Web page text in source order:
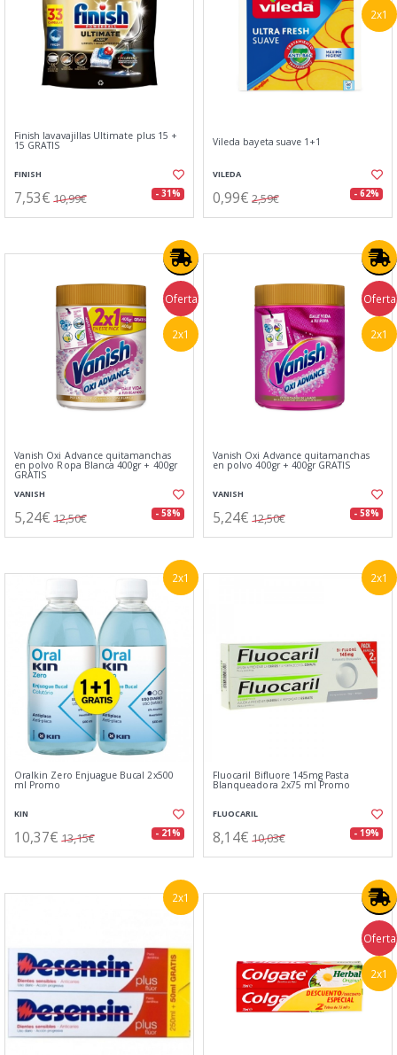
Finish lavavajillas Ultimate plus 15 +
15 GRATIS
FINISH
7,53€ 10,99€ - 31%
2x1
Vileda bayeta suave 1+1
VILEDA
0,99€ 2,59€ - 62%
Oferta
2x1
Vanish Oxi Advance quitamanchas
en polvo Ropa Blanca 400gr + 400gr
GRATIS
VANISH
5,24€ 12,50€ - 58%
Oferta
2x1
Vanish Oxi Advance quitamanchas
en polvo 400gr + 400gr GRATIS
VANISH
5,24€ 12,50€ - 58%
2x1
Oralkin Zero Enjuague Bucal 2x500
ml Promo
KIN
10,37€ 13,15€ - 21%
2x1
Fluocaril Bifluore 145mg Pasta
Blanqueadora 2x75 ml Promo
FLUOCARIL
8,14€ 10,03€ - 19%
2x1
Oferta
2x1